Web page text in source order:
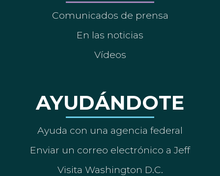
Comunicados de prensa
En las noticias
Vídeos
AYUDÁNDOTE
Ayuda con una agencia federal
Enviar un correo electrónico a Jeff
Visita Washington D.C.